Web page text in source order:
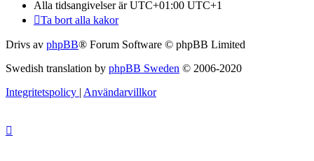
Alla tidsangivelser är UTC+01:00 UTC+1
Ta bort alla kakor
Drivs av phpBB® Forum Software © phpBB Limited
Swedish translation by phpBB Sweden © 2006-2020
Integritetspolicy | Användarvillkor